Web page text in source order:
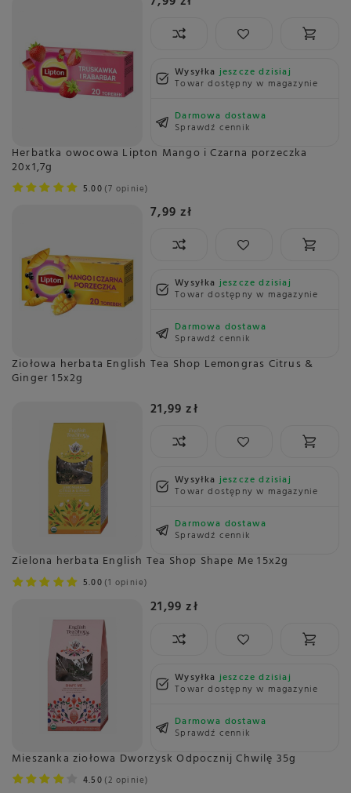
Wysyłkajeszcze dzisiaj
Towar dostępny w magazynie
Darmowa dostawa
Sprawdź cennik
Herbatka owocowa Lipton Mango i Czarna porzeczka
20x1,7g
5.00 7 opinie
7,99 zł
Wysyłkajeszcze dzisiaj
Towar dostępny w magazynie
Darmowa dostawa
Sprawdź cennik
Ziołowa herbata English Tea Shop Lemongras Citrus &
Ginger 15x2g
21,99 zł
Wysyłkajeszcze dzisiaj
Towar dostępny w magazynie
Darmowa dostawa
Sprawdź cennik
Zielona herbata English Tea Shop Shape Me 15x2g
5.00 1 opinie
21,99 zł
Wysyłkajeszcze dzisiaj
Towar dostępny w magazynie
Darmowa dostawa
Sprawdź cennik
Mieszanka ziołowa Dworzysk Odpocznij Chwilę 35g
4.50 2 opinie